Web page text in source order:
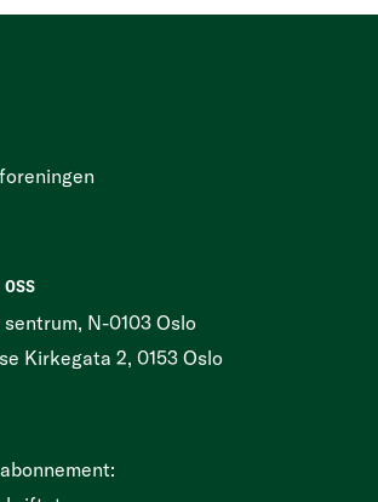
sentrum, N-0103 Oslo
Kirkegata 2, 0153 Oslo